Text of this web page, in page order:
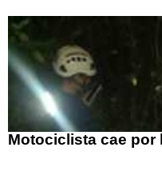
Motociclista cae por